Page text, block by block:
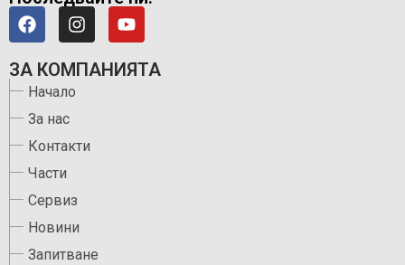
ЗА КОМПАНИЯТА
Начало
За нас
Контакти
Части
Сервиз
Новини
Запитване